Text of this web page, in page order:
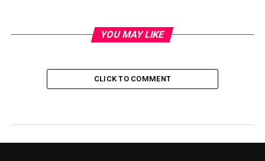
YOU MAY LIKE
CLICK TO COMMENT